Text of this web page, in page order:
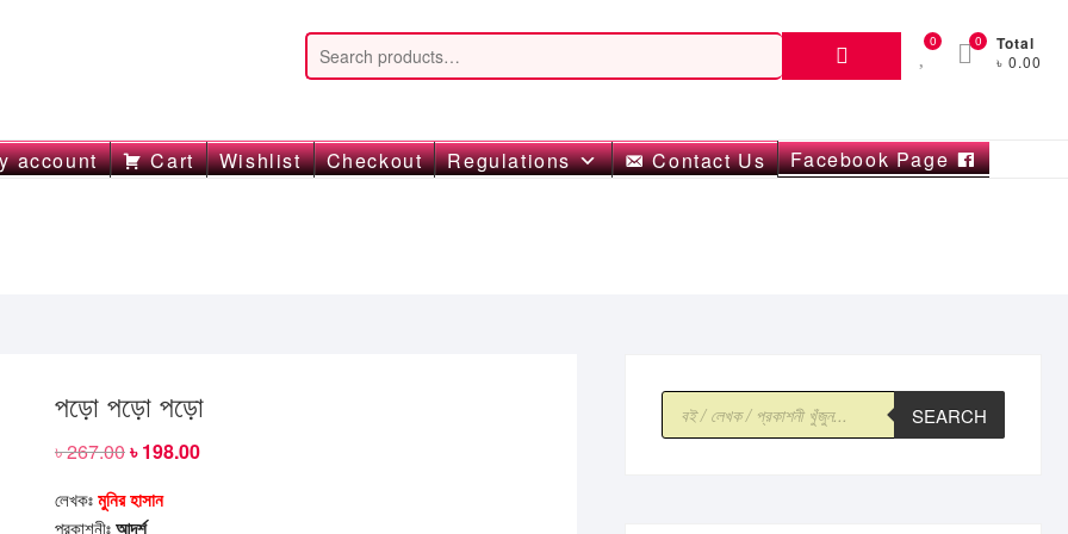
Search
0 Total
৳ 0.00
0
account Cart Wishlist Checkout Regulations Contact Us Facebook Page
পড়ো পড়ো পড়ো
৳267.00Original
৳ 267.00.
৳198.00Current
লেখকঃমুনির হাসান
প্রকাশনীঃআদর্শ
Products
search SEARCH